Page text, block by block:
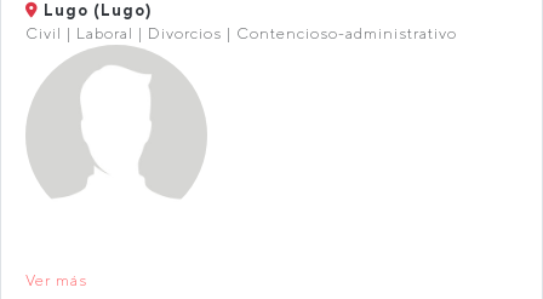
Lugo (Lugo)
Civil | Laboral | Divorcios | Contencioso-administrativo
Ver más